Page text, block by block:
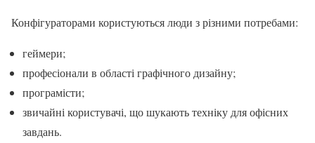
Конфігураторами користуються люди з різними потребами:
геймери;
професіонали в області графічного дизайну;
програмісти;
звичайні користувачі, що шукають техніку для офісних
завдань.